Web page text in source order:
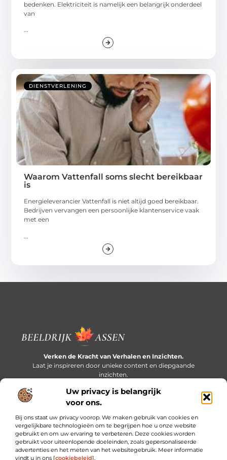
Uw privacy is belangrijk
voor ons.
Bij ons staat uw privacy voorop. We maken gebruik van cookies en
vergelijkbare technologieën om te begrijpen hoe u onze website
gebruikt en om uw ervaring te verbeteren. Deze cookies worden
gebruikt voor uiteenlopende doeleinden, zoals gepersonaliseerde
advertenties en het meten van het websitegebruik. Meer informatie
vindt u in ons [cookiebeleid].
bedenken. Elektriciteit is namelijk een belangrijk onderdeel
van
...
DIENSTVERLENING
Waarom Vattenfall soms slecht bereikbaar
is
Energieleverancier Vattenfall is niet altijd goed bereikbaar.
Bedrijven vervangen een persoonlijke klantenservice vaak
met een
Verken de Kracht van Verhalen en Inzichten.
Laat je inspireren door unieke content en diepgaande
inzichten.
Bericht categorie
Onze informatie